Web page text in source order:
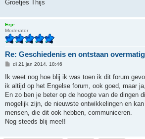
Groetjes Thijs
Erje
Moderator
Re: Geschiedenis en ontstaan
B
c
h
di 21 jan 2014, 18:46
Ik weet nog hoe blij ik was toen ik dit forum
ik altijd op het Engelse forum, ook goed, maar
En zo ben je beter op de hoogte van de dingen
mogelijk zijn, de nieuwste ontwikkelingen en
mensen, die dit ook hebben, communiceren.
Nog steeds blij mee!!